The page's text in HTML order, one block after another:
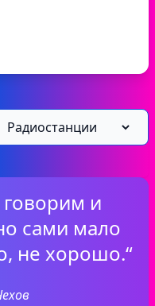
и
сами мало
не хорошо.“